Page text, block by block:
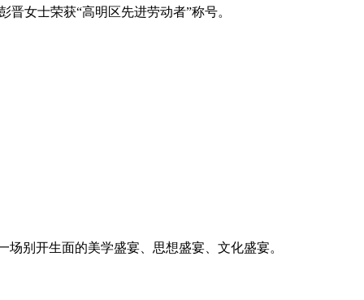
女士荣获“高明区先进劳动者”称号。
别开生面的美学盛宴、思想盛宴、文化盛宴。